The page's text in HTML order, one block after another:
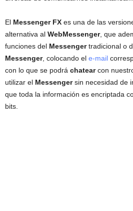
El Messenger FX es una de las
alternativa al WebMessenger, que
funciones del Messengertradicional o
Messenger, colocando el e-mail
con lo que se podrá chatearcon
utilizar el Messengersin necesidad de
que toda la información es encriptada
bits.